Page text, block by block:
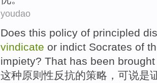
youdao
Does this policy of principled
vindicate or indict Socrates of
impiety? That has been
这种原则性反抗的策略 ，可说是